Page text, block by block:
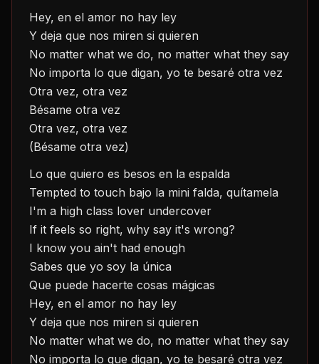
Hey, en el amor no hay ley
Y deja que nos miren si quieren
No matter what we do, no matter what they say
No importa lo que digan, yo te besaré otra vez
Otra vez, otra vez
Bésame otra vez
Otra vez, otra vez
(Bésame otra vez)
Lo que quiero es besos en la espalda
Tempted to touch bajo la mini falda, quítamela
I'm a high class lover undercover
If it feels so right, why say it's wrong?
I know you ain't had enough
Sabes que yo soy la única
Que puede hacerte cosas mágicas
Hey, en el amor no hay ley
Y deja que nos miren si quieren
No matter what we do, no matter what they say
No importa lo que digan, yo te besaré otra vez